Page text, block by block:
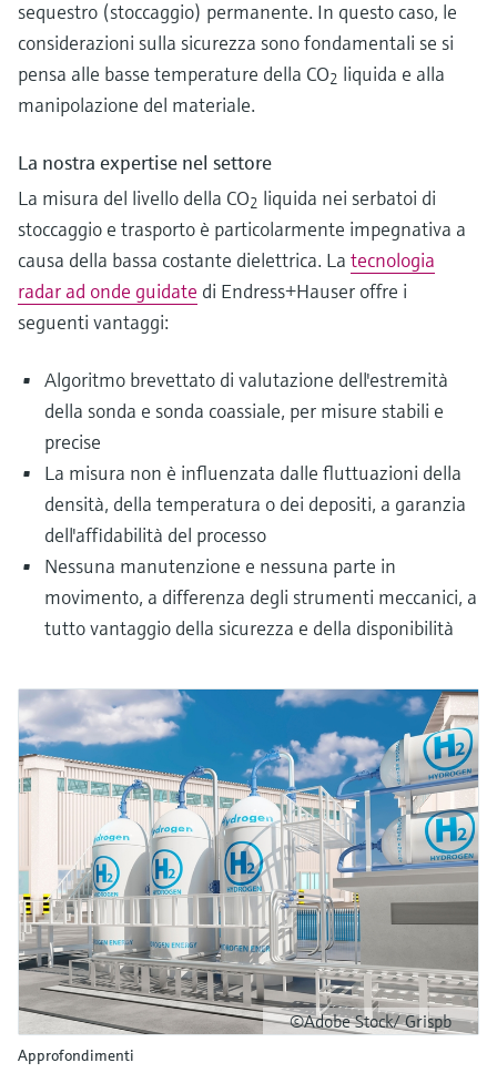
sequestro (stoccaggio) permanente. In questo caso, le
considerazioni sulla sicurezza sono fondamentali se si
pensa alle basse temperature della CO2 liquida e alla
manipolazione del materiale.
La nostra expertise nel settore
La misura del livello della CO2 liquida nei serbatoi di
stoccaggio e trasporto è particolarmente impegnativa a
causa della bassa costante dielettrica. La tecnologia
radar ad onde guidate di Endress+Hauser offre i
seguenti vantaggi:
Algoritmo brevettato di valutazione dell'estremità
della sonda e sonda coassiale, per misure stabili e
precise
La misura non è influenzata dalle fluttuazioni della
densità, della temperatura o dei depositi, a garanzia
dell'affidabilità del processo
Nessuna manutenzione e nessuna parte in
movimento, a differenza degli strumenti meccanici, a
tutto vantaggio della sicurezza e della disponibilità
©Adobe Stock/ Grispb
Approfondimenti